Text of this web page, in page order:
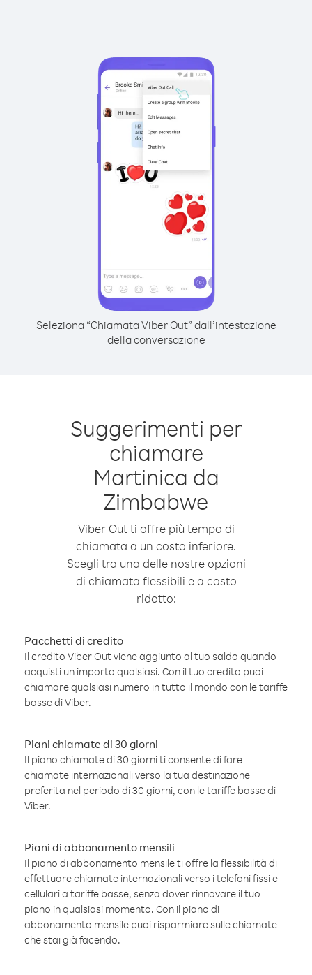
Seleziona “Chiamata Viber Out” dall’intestazione
della conversazione
Suggerimenti per
chiamare
Martinica da
Zimbabwe
Viber Out ti offre più tempo di
chiamata a un costo inferiore.
Scegli tra una delle nostre opzioni
di chiamata flessibili e a costo
ridotto:
Pacchetti di credito
Il credito Viber Out viene aggiunto al tuo saldo quando
acquisti un importo qualsiasi. Con il tuo credito puoi
chiamare qualsiasi numero in tutto il mondo con le tariffe
basse di Viber.
Piani chiamate di 30 giorni
Il piano chiamate di 30 giorni ti consente di fare
chiamate internazionali verso la tua destinazione
preferita nel periodo di 30 giorni, con le tariffe basse di
Viber.
Piani di abbonamento mensili
Il piano di abbonamento mensile ti offre la flessibilità di
effettuare chiamate internazionali verso i telefoni fissi e
cellulari a tariffe basse, senza dover rinnovare il tuo
piano in qualsiasi momento. Con il piano di
abbonamento mensile puoi risparmiare sulle chiamate
che stai già facendo.